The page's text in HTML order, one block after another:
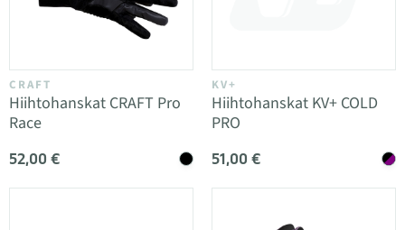
CRAFT
Hiihtohanskat CRAFT Pro
Race
52,00 €
KV+
Hiihtohanskat KV+ COLD
PRO
51,00 €